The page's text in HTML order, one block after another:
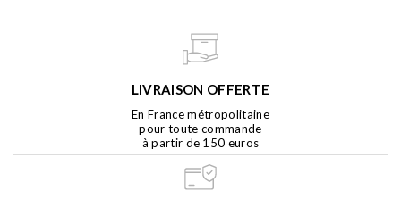
LIVRAISON OFFERTE
En France métropolitaine
pour toute commande
à partir de 150 euros